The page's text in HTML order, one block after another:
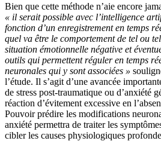
Bien que cette méthode n’aie encore
« il serait possible avec l’intelligence
fonction d’un enregistrement en temps
quel va être le comportement de tel ou
situation émotionnelle négative et
outils qui permettent réguler en temps
neuronales qui y sont associées »
l’étude. Il s’agit d’une avancée
de stress post-traumatique ou d’anxiété
réaction d’évitement excessive en
Pouvoir prédire les modifications
anxiété permettra de traiter les
cibler les causes physiologiques